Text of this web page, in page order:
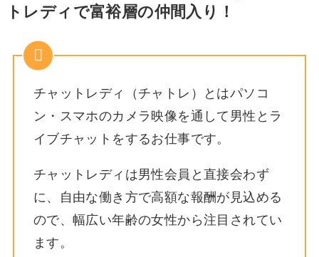
トレディで富裕層の仲間入り！
チャットレディ（チャトレ）とはパソコ
ン・スマホのカメラ映像を通して男性とラ
イブチャットをするお仕事です。
チャットレディは男性会員と直接会わず
に、自由な働き方で高額な報酬が見込める
ので、幅広い年齢の女性から注目されてい
ます。